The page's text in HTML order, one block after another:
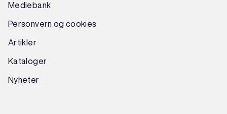
Mediebank
Personvern og cookies
Artikler
Kataloger
Nyheter